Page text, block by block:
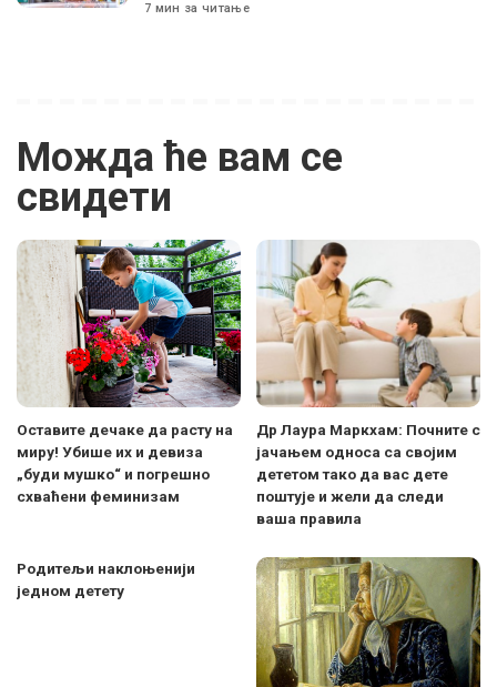
7 мин за читање
Можда ће вам се
свидети
Оставите дечаке да расту на
миру! Убише их и девиза
„буди мушко“ и погрешно
схваћени феминизам
Др Лаура Маркхам: Почните с
јачањем односа са својим
дететом тако да вас дете
поштује и жели да следи
ваша правила
Родитељи наклоњенији
једном детету